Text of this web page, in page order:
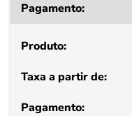
a
de
Pagamento